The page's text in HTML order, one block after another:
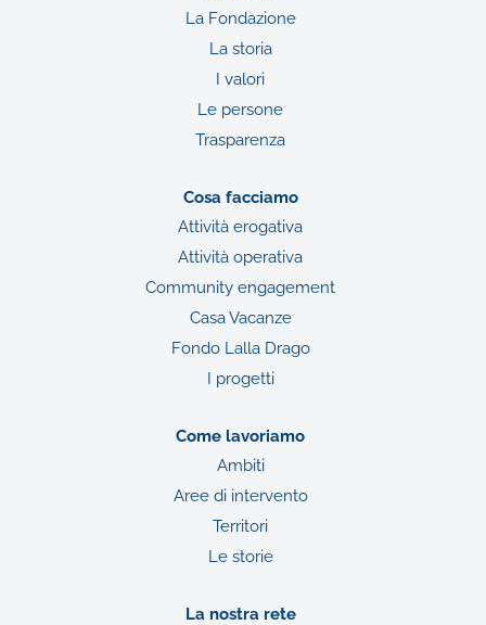
La Fondazione
La storia
I valori
Le persone
Trasparenza
Cosa facciamo
Attività erogativa
Attività operativa
Community engagement
Casa Vacanze
Fondo Lalla Drago
I progetti
Come lavoriamo
Ambiti
Aree di intervento
Territori
Le storie
La nostra rete